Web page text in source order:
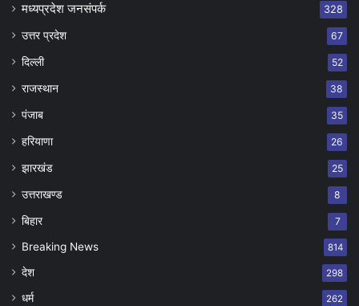
मध्यप्रदेश जनसंपर्क 328
उत्तर प्रदेश 67
दिल्ली 52
राजस्थान 38
पंजाब 35
हरियाणा 26
झारखंड 25
उत्तराखण्ड 8
बिहार 7
Breaking News 814
देश 298
धर्म 262